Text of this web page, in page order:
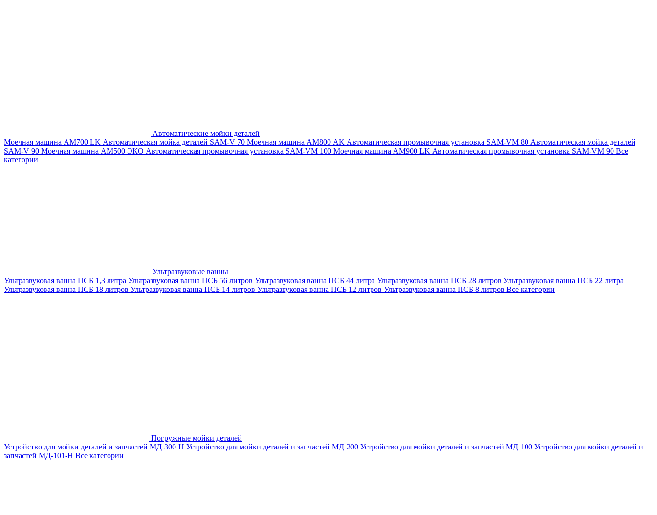
Автоматические мойки деталей
Моечная машина AM700 LK Автоматическая мойка деталей SAM-V 70 Моечная машина АМ800 AK Автоматическая промывочная установка SAM-VM 80 Автоматическая мойка деталей
SAM-V 90 Моечная машина АМ500 ЭКО Автоматическая промывочная установка SAM-VM 100 Моечная машина AM900 LK Автоматическая промывочная установка SAM-VM 90 Все
категории
Ультразвуковые ванны
Ультразвуковая ванна ПСБ 1,3 литра Ультразвуковая ванна ПСБ 56 литров Ультразвуковая ванна ПСБ 44 литра Ультразвуковая ванна ПСБ 28 литров Ультразвуковая ванна ПСБ 22 литра
Ультразвуковая ванна ПСБ 18 литров Ультразвуковая ванна ПСБ 14 литров Ультразвуковая ванна ПСБ 12 литров Ультразвуковая ванна ПСБ 8 литров Все категории
Погружные мойки деталей
Устройство для мойки деталей и запчастей МД-300-H Устройство для мойки деталей и запчастей МД-200 Устройство для мойки деталей и запчастей МД-100 Устройство для мойки деталей и
запчастей МД-101-Н Все категории